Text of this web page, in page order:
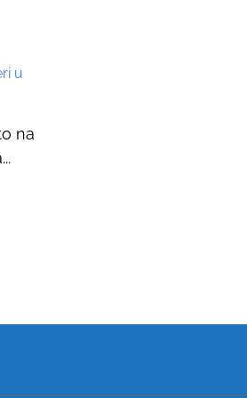
u
na